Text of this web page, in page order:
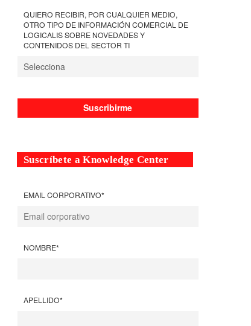
QUIERO RECIBIR, POR CUALQUIER MEDIO,
OTRO TIPO DE INFORMACIÓN COMERCIAL DE
LOGICALIS SOBRE NOVEDADES Y
CONTENIDOS DEL SECTOR TI
Suscríbete a Knowledge Center
EMAIL CORPORATIVO*
NOMBRE*
APELLIDO*